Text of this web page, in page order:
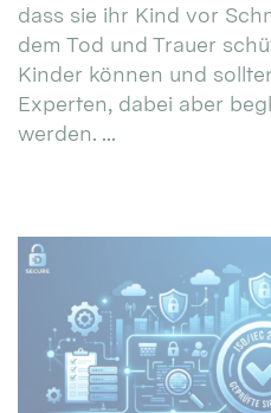
dass sie ihr Kind vor
dem Tod und Trauer
Kinder können und
Experten, dabei aber
werden. ...